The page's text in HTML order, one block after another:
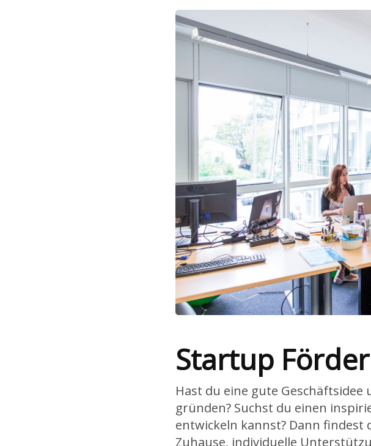
Startup
Hast du eine gute
gründen? Suchst du einen
entwickeln kannst? Dann findest
Zuhause, individuelle